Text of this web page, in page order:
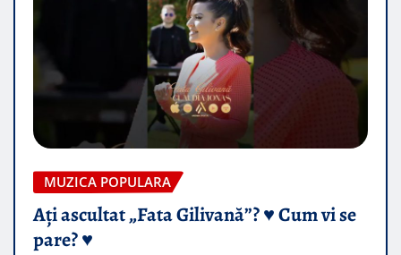
MUZICA POPULARA
Ați ascultat „Fata Gilivană”? ♥️ Cum vi se
pare? ♥️